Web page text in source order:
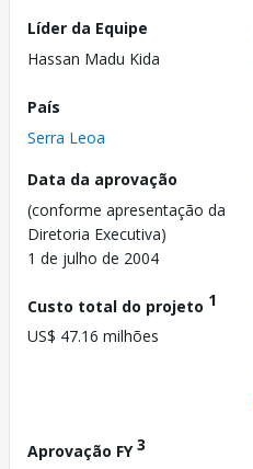
Líder da Equipe
Hassan Madu Kida
País
Serra Leoa
Data da aprovação
(conforme apresentação da
Diretoria Executiva)
1 de julho de 2004
Custo total do projeto 1
US$ 47.16 milhões
Aprovação FY3